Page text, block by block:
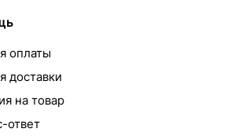
оплаты
доставки
на товар
ответ